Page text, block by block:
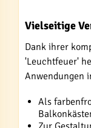
Vielseitige
Dank ihrer
'Leuchtfeuer'
Anwendungen
Als